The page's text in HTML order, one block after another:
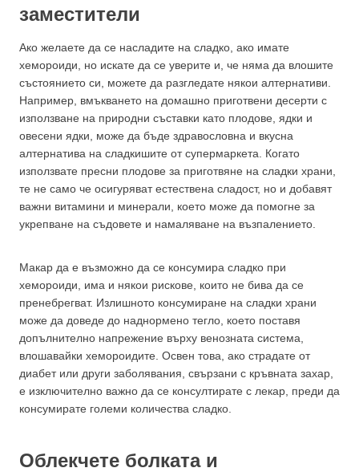
заместители
Ако желаете да се насладите на сладко, ако имате
хемороиди, но искате да се уверите и, че няма да влошите
състоянието си, можете да разгледате някои алтернативи.
Например, вмъкването на домашно приготвени десерти с
използване на природни съставки като плодове, ядки и
овесени ядки, може да бъде здравословна и вкусна
алтернатива на сладкишите от супермаркета. Когато
използвате пресни плодове за приготвяне на сладки храни,
те не само че осигуряват естествена сладост, но и добавят
важни витамини и минерали, което може да помогне за
укрепване на съдовете и намаляване на възпалението.
Макар да е възможно да се консумира сладко при
хемороиди, има и някои рискове, които не бива да се
пренебрегват. Излишното консумиране на сладки храни
може да доведе до наднормено тегло, което поставя
допълнително напрежение върху венозната система,
влошавайки хемороидите. Освен това, ако страдате от
диабет или други заболявания, свързани с кръвната захар,
е изключително важно да се консултирате с лекар, преди да
консумирате големи количества сладко.
Облекчете болката и